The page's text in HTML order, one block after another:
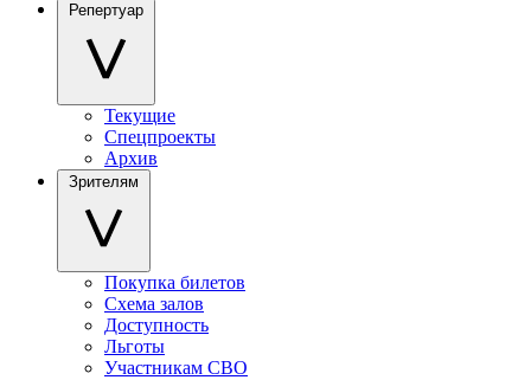
Репертуар
Текущие
Спецпроекты
Архив
Зрителям
Покупка билетов
Схема залов
Доступность
Льготы
Участникам СВО